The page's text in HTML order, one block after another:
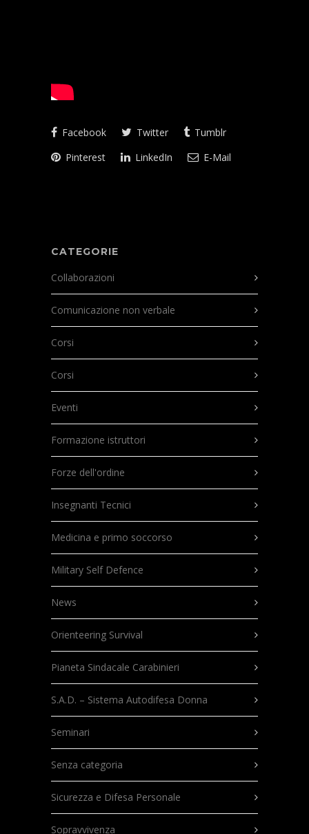
Facebook Twitter
Tumblr
Pinterest
LinkedIn E-Mail
CATEGORIE
Collaborazioni
Comunicazione non verbale
Corsi
Corsi
Eventi
Formazione istruttori
Forze dell'ordine
Insegnanti Tecnici
Medicina e primo soccorso
Military Self Defence
News
Orienteering Survival
Pianeta Sindacale Carabinieri
S.A.D. – Sistema Autodifesa Donna
Seminari
Senza categoria
Sicurezza e Difesa Personale
Sopravvivenza